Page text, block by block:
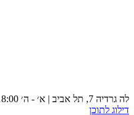
לה גרדיה 7, תל אביב | א׳ - ה׳ 18:00 - 9:00 |
דילוג לתוכן